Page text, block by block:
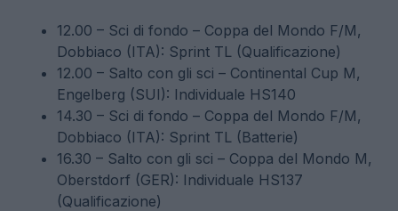
12.00 – Sci di fondo – Coppa del Mondo F/M,
Dobbiaco (ITA): Sprint TL (Qualificazione)
12.00 – Salto con gli sci – Continental Cup M,
Engelberg (SUI): Individuale HS140
14.30 – Sci di fondo – Coppa del Mondo F/M,
Dobbiaco (ITA): Sprint TL (Batterie)
16.30 – Salto con gli sci – Coppa del Mondo M,
Oberstdorf (GER): Individuale HS137
(Qualificazione)